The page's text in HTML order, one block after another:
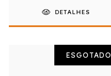
DETALHES
ESGOTADO